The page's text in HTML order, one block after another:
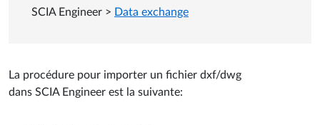
SCIA Engineer > Data exchange
La procédure pour importer un fichier dxf/dwg
dans SCIA Engineer est la suivante: